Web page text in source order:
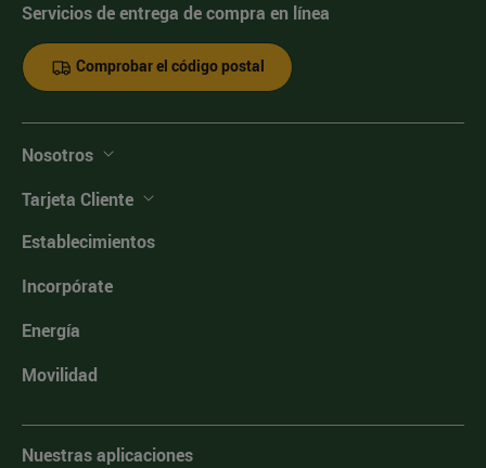
Servicios de entrega de compra en línea
Comprobar el código postal
Nosotros
Tarjeta Cliente
Establecimientos
Incorpórate
Energía
Movilidad
Nuestras aplicaciones